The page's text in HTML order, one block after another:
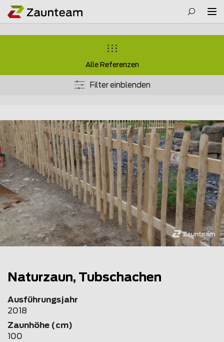
Alle Referenzen
Filter einblenden
Naturzaun, Tubschachen
Ausführungsjahr
2018
Zaunhöhe (cm)
100